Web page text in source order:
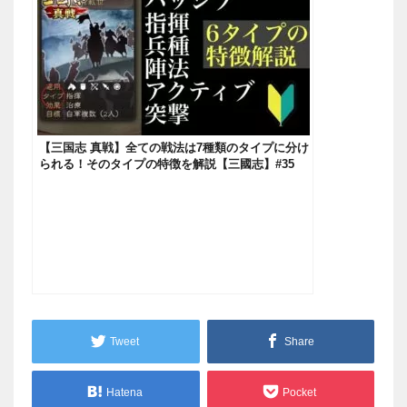
【三国志 真戦】全ての戦法は7種類のタイプに分け
られる！そのタイプの特徴を解説【三國志】#35
Tweet Share
Hatena Pocket